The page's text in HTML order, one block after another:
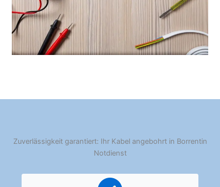
Zuverlässigkeit garantiert: Ihr Kabel angebohrt in Borrentin
Notdienst